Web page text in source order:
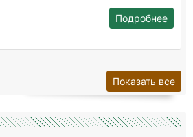
Подробнее
Показать все